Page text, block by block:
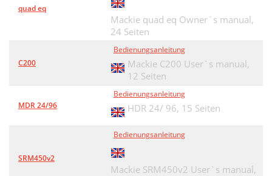
quad eq
Mackie quad eq Owner`s manual,
24 Seiten
C200
Bedienungsanleitung
Mackie C200 User`s manual,
12 Seiten
MDR 24/96
Bedienungsanleitung
HDR 24/ 96, 15 Seiten
SRM450v2
Bedienungsanleitung
Mackie SRM450v2 User`s manual,